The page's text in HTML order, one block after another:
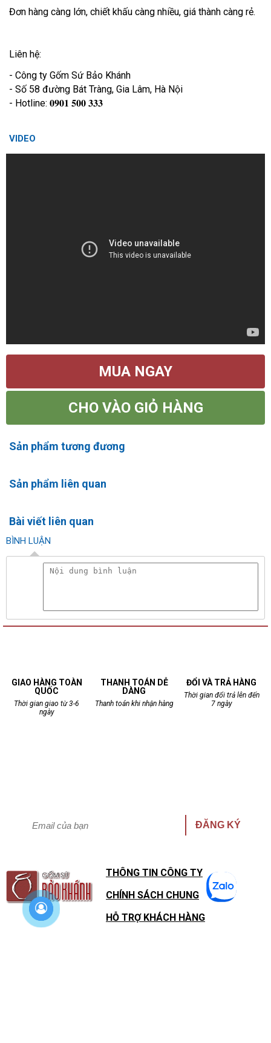
Đơn hàng càng lớn, chiết khấu càng nhiều, giá thành càng rẻ.
Liên hệ:
- Công ty Gốm Sứ Bảo Khánh
- Số 58 đường Bát Tràng, Gia Lâm, Hà Nội
- Hotline: 𝟎𝟗𝟎𝟏 𝟓𝟎𝟎 𝟑𝟑𝟑
VIDEO
MUA NGAY
CHO VÀO GIỎ HÀNG
Sản phẩm tương đương
Sản phẩm liên quan
Bài viết liên quan
BÌNH LUẬN
GIAO HÀNG TOÀN
QUỐC
Thời gian giao từ 3-6
ngày
THANH TOÁN DỄ
DÀNG
Thanh toán khi nhận hàng
ĐỔI VÀ TRẢ HÀNG
Thời gian đổi trả lên đến
7 ngày
ĐĂNG KÝ
THÔNG TIN CÔNG TY
CHÍNH SÁCH CHUNG
HỖ TRỢ KHÁCH HÀNG